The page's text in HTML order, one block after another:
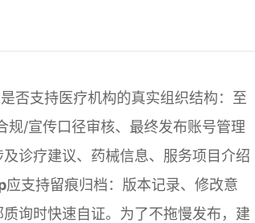
否支持医疗机构的真实组织结构：至
规/宣传口径审核、最终发布账号管理
诊疗建议、药械信息、服务项目介绍
应支持留痕归档：版本记录、修改意
询时快速自证。为了不拖慢发布，建